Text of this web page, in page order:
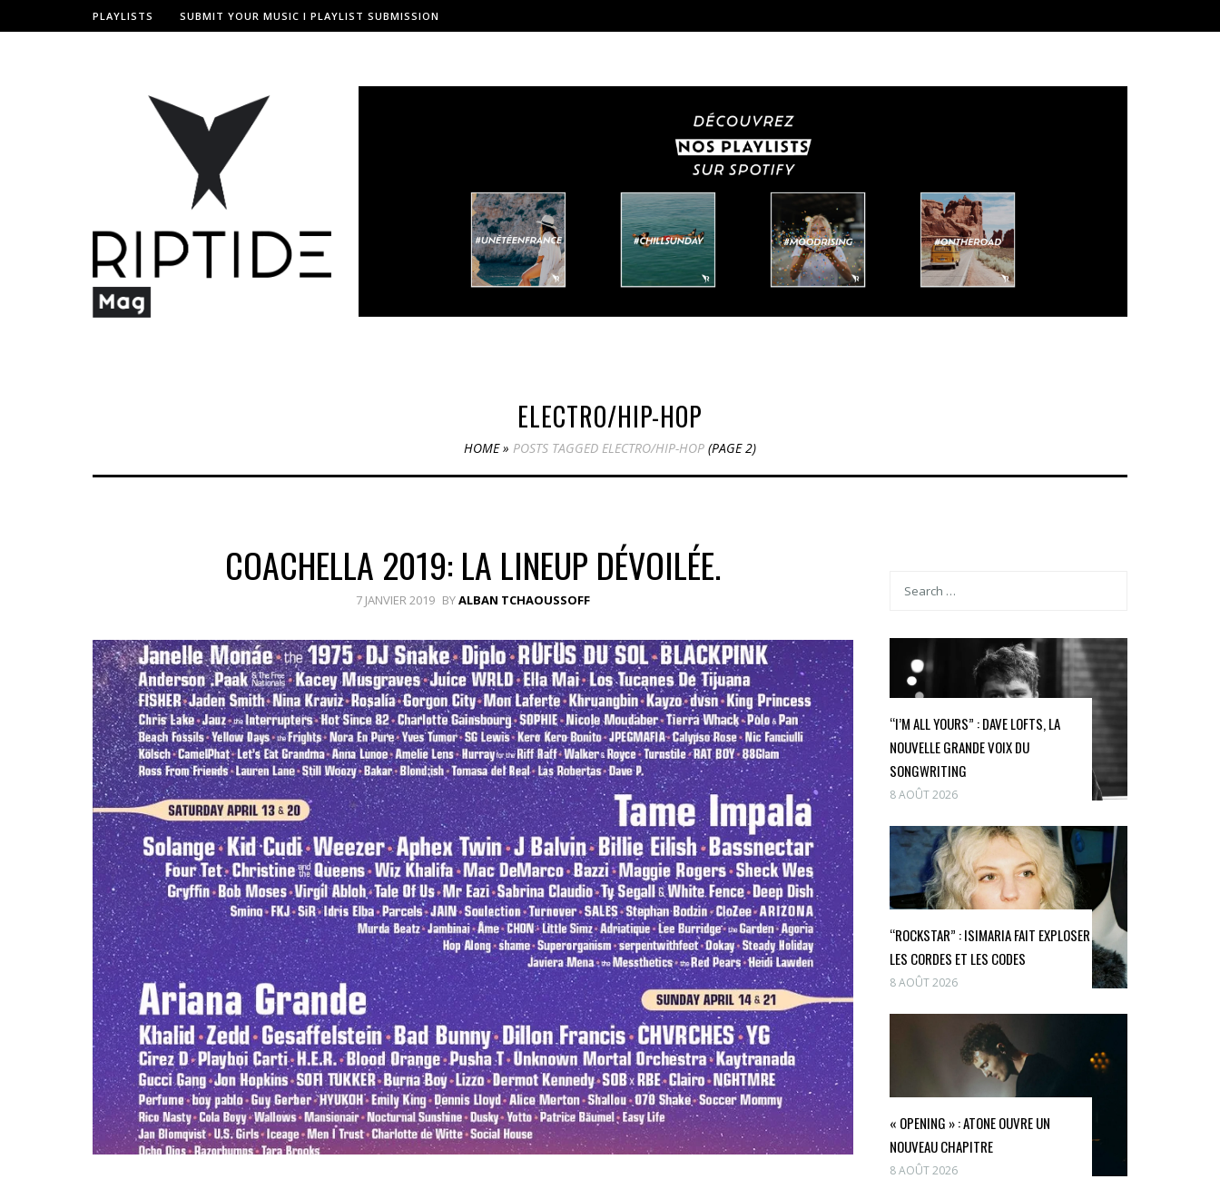
PLAYLISTS SUBMIT YOUR MUSIC I PLAYLIST SUBMISSION
ELECTRO/HIP-HOP
HOME» POSTS TAGGED ELECTRO/HIP-HOP (PAGE 2)
COACHELLA 2019: LA LINEUP DÉVOILÉE.
7 JANVIER 2019 BYALBAN TCHAOUSSOFF
“I’M ALL YOURS” : DAVE LOFTS, LA
NOUVELLE GRANDE VOIX DU
SONGWRITING
8 AOÛT 2026
“ROCKSTAR” : ISIMARIA FAIT EXPLOSER
LES CORDES ET LES CODES
8 AOÛT 2026
« OPENING » : ATONE OUVRE UN
NOUVEAU CHAPITRE
8 AOÛT 2026